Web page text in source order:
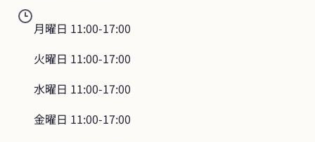
月曜日 11:00-17:00
火曜日 11:00-17:00
水曜日 11:00-17:00
金曜日 11:00-17:00